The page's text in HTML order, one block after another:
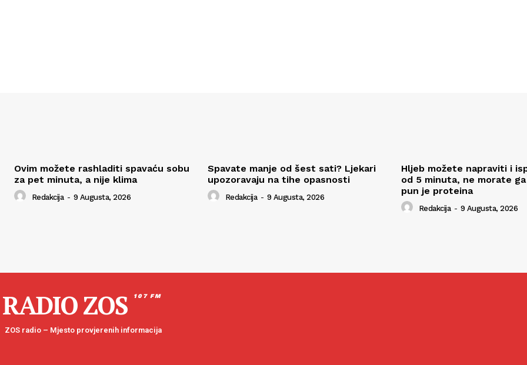
Ovim možete rashladiti spavaću sobu
za pet minuta, a nije klima
Redakcija - 9 Augusta, 2026
Spavate manje od šest sati? Ljekari
upozoravaju na tihe opasnosti
Redakcija - 9 Augusta, 2026
Hljeb možete napraviti i
od 5 minuta, ne morate
pun je proteina
Redakcija - 9 Augusta, 2026
RADIO ZOS 107 FM
ZOS radio – Mjesto provjerenih informacija